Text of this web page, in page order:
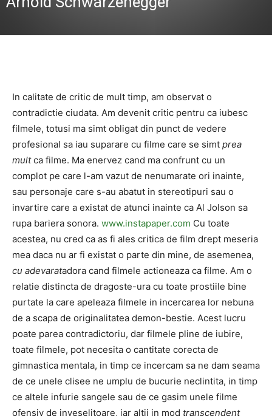
In calitate de critic de mult timp, am observat o
contradictie ciudata. Am devenit critic pentru ca iubesc
filmele, totusi ma simt obligat din punct de vedere
profesional sa iau suparare cu filme care se simt prea
multca filme. Ma enervez cand ma confrunt cu un
complot pe care l-am vazut de nenumarate ori inainte,
sau personaje care s-au abatut in stereotipuri sau o
invartire care a existat de atunci inainte ca Al Jolson sa
rupa bariera sonora. www.instapaper.com Cu toate
acestea, nu cred ca as fi ales critica de film drept meseria
mea daca nu ar fi existat o parte din mine, de asemenea,
cu adevaratadora cand filmele actioneaza ca filme. Am o
relatie distincta de dragoste-ura cu toate prostiile bine
purtate la care apeleaza filmele in incercarea lor nebuna
de a scapa de originalitatea demon-bestie. Acest lucru
poate parea contradictoriu, dar filmele pline de iubire,
toate filmele, pot necesita o cantitate corecta de
gimnastica mentala, in timp ce incercam sa ne dam seama
de ce unele clisee ne umplu de bucurie neclintita, in timp
ce altele infurie sangele sau de ce gasim unele filme
ofensiv de inveselitoare, iar altii in mod transcendent